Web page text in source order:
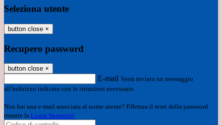
Seleziona utente
button close ×
Recupero password
button close ×
E-mail Verrà inviato un messaggio
all'indirizzo indicato con le istruzioni necessarie.
Non hai una e-mail associata al nome utente? Effettua il reset della password
tramite la Login Spaggiari